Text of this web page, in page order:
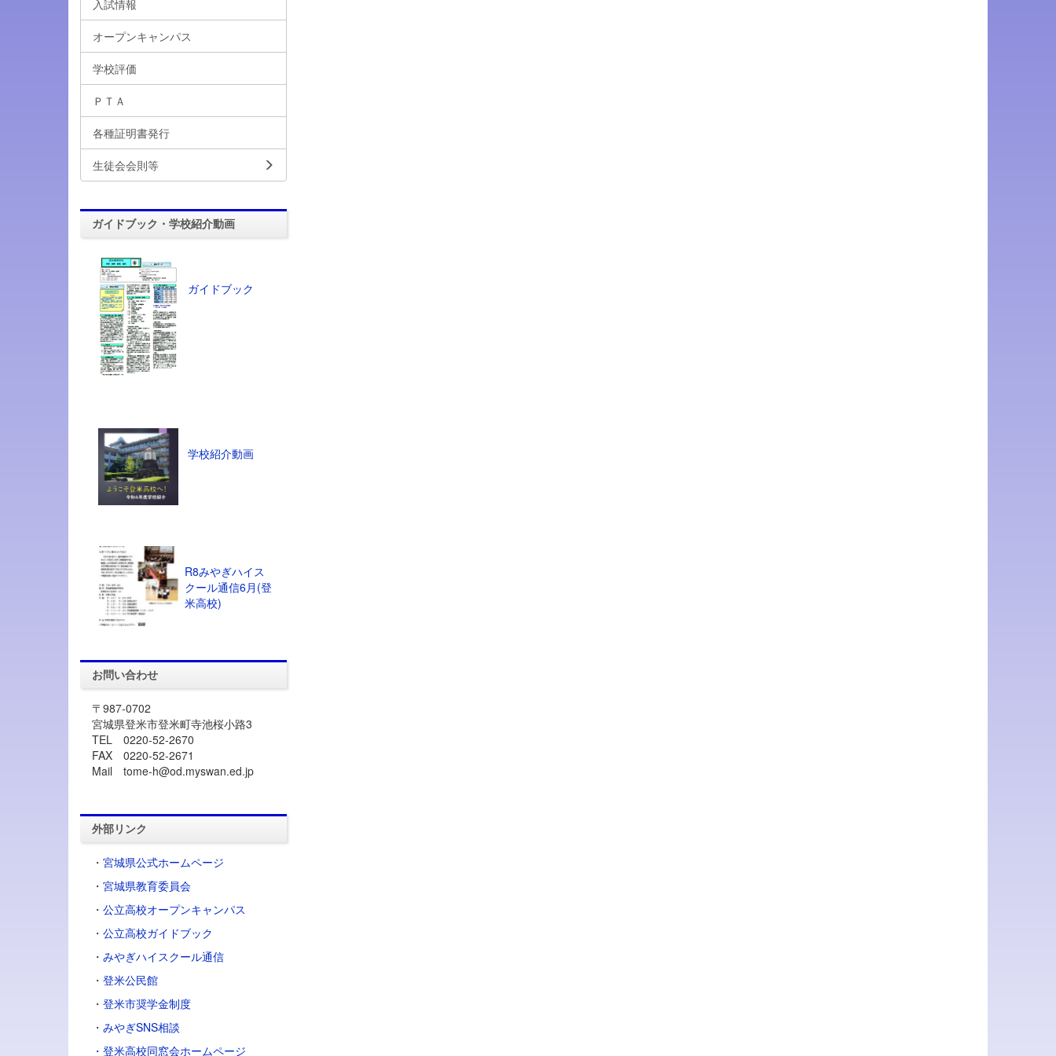
入試情報
オープンキャンパス
学校評価
ＰＴＡ
各種証明書発行
生徒会会則等
ガイドブック・学校紹介動画
ガイドブック
学校紹介動画
R8みやぎハイス
クール通信6月(登
米高校)
お問い合わせ
〒987-0702
宮城県登米市登米町寺池桜小路3
TEL 0220-52-2670
FAX 0220-52-2671
Mail tome-h@od.myswan.ed.jp
外部リンク
・ 宮城県公式ホームページ
・ 宮城県教育委員会
・ 公立高校オープンキャンパス
・ 公立高校ガイドブック
・ みやぎハイスクール通信
・ 登米公民館
・ 登米市奨学金制度
・ みやぎSNS相談
・登米高校同窓会ホームページ